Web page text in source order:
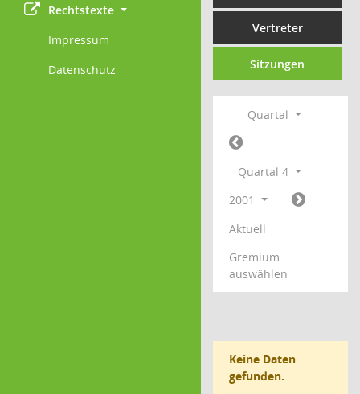
Rechtstexte
Impressum
Datenschutz
Vertreter
Sitzungen
Quartal
Quartal 4
2001
Aktuell
Gremium
auswählen
Keine Daten
gefunden.